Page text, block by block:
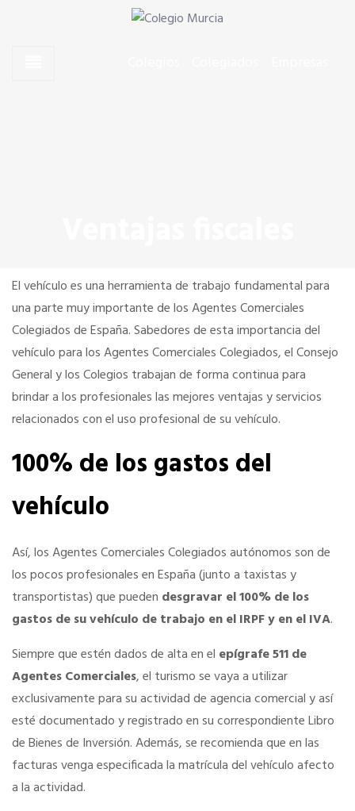
Colegio Murcia
Agentes Comerciales de Murcia
Dónde estamos
SERVICIOS
SERVICIOS EN TU COLEGIO
Curso de Acceso
Formación gratuita
Descuentos exclusivos
Telefonía AC
Título Oficial
Tu Carnet Profesional, ahora Digital
El vehículo es una herramienta de trabajo fundamental para
una parte muy importante de los Agentes Comerciales
Colegiados de España. Sabedores de esta importancia del
vehículo para los Agentes Comerciales Colegiados, el Consejo
General y los Colegios trabajan de forma continua para
brindar a los profesionales las mejores ventajas y servicios
relacionados con el uso profesional de su vehículo.
100% de los gastos del
vehículo
Así, los Agentes Comerciales Colegiados autónomos son de
los pocos profesionales en España (junto a taxistas y
transportistas) que pueden desgravar el 100% de los
gastos de su vehículo de trabajo en el IRPF y en el IVA.
Siempre que estén dados de alta en el epígrafe 511 de
Agentes Comerciales, el turismo se vaya a utilizar
exclusivamente para su actividad de agencia comercial y así
esté documentado y registrado en su correspondiente Libro
de Bienes de Inversión. Además, se recomienda que en las
facturas venga especificada la matrícula del vehículo afecto
a la actividad.